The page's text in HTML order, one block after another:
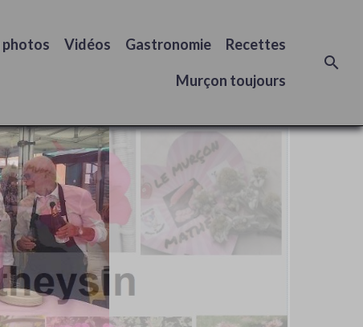
photos Vidéos Gastronomie Recettes
Murçon toujours